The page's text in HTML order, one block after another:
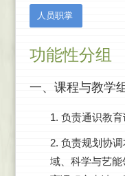
人员职掌
功能性分组
一、课程与教学
1. 负责通识教育
2. 负责规划协
域、科学与艺